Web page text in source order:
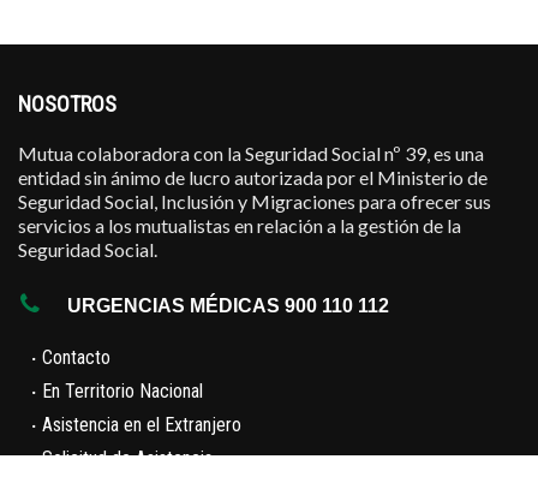
NOSOTROS
Mutua colaboradora con la Seguridad Social nº 39, es una
entidad sin ánimo de lucro autorizada por el Ministerio de
Seguridad Social, Inclusión y Migraciones para ofrecer sus
servicios a los mutualistas en relación a la gestión de la
Seguridad Social.
URGENCIAS MÉDICAS 900 110 112
· Contacto
· En Territorio Nacional
· Asistencia en el Extranjero
· Solicitud de Asistencia